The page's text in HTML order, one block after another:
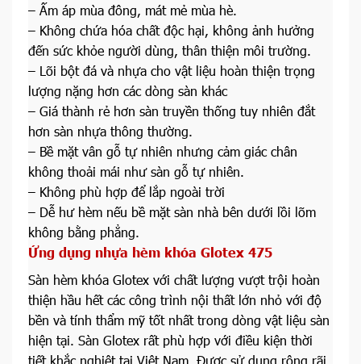
– Ấm áp mùa đông, mát mẻ mùa hè.
– Không chứa hóa chất độc hại, không ảnh hưởng
đến sức khỏe người dùng, thân thiện môi trường.
– Lõi bột đá và nhựa cho vật liệu hoàn thiện trọng
lượng nặng hơn các dòng sàn khác
– Giá thành rẻ hơn sàn truyền thống tuy nhiên đắt
hơn sàn nhựa thông thường.
– Bề mặt vân gỗ tự nhiên nhưng cảm giác chân
không thoải mái như sàn gỗ tự nhiên.
– Không phù hợp để lắp ngoài trời
– Dễ hư hèm nếu bề mặt sàn nhà bên dưới lồi lõm
không bằng phẳng.
Ứng dụng nhựa hèm khóa Glotex 475
Sàn hèm khóa Glotex với chất lượng vượt trội hoàn
thiện hầu hết các công trình nội thất lớn nhỏ với độ
bền và tính thẩm mỹ tốt nhất trong dòng vật liệu sàn
hiện tại. Sàn Glotex rất phù hợp với điều kiện thời
tiết khắc nghiệt tại Việt Nam. Được sử dụng rộng rãi